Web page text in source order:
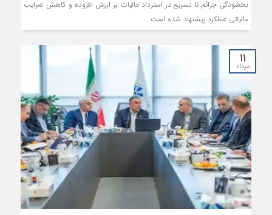
بخشودگی جرائم تا تسریع در استرداد مالیات بر ارزش افزوده و کاهش ضرایب
مالیاتی عملکرد پیشنهاد شده است.
۱۱
مرداد